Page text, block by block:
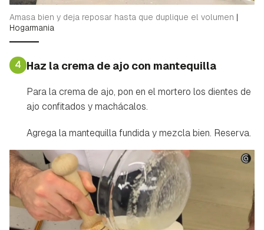
Amasa bien y deja reposar hasta que duplique el volumen |
Hogarmania
4 Haz la crema de ajo con mantequilla
Para la crema de ajo, pon en el mortero los dientes de
ajo confitados y machácalos.
Agrega la mantequilla fundida y mezcla bien. Reserva.